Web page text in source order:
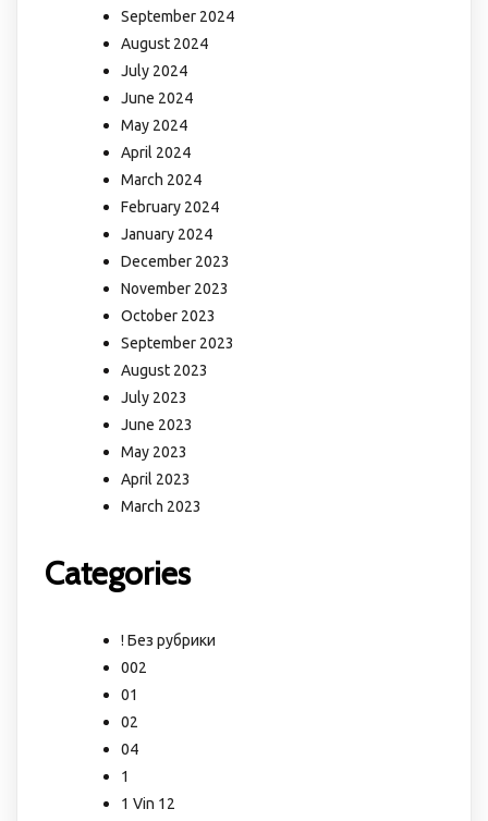
September 2024
August 2024
July 2024
June 2024
May 2024
April 2024
March 2024
February 2024
January 2024
December 2023
November 2023
October 2023
September 2023
August 2023
July 2023
June 2023
May 2023
April 2023
March 2023
Categories
! Без рубрики
002
01
02
04
1
1 Vin 12